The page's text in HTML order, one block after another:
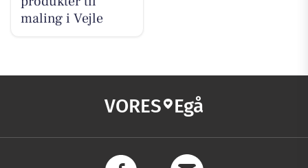
maling i Vejle
VORES Egå